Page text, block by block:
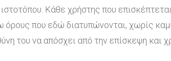
Κάθε χρήστης που
που εδώ διατυπώνονται, χωρίς
του να απόσχει από την επίσκεψη και